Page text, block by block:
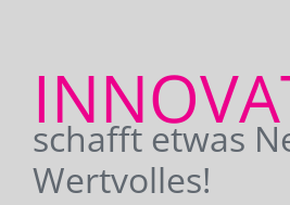
schafft etwas
Wertvolles!